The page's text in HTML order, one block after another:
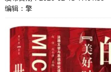
编辑：擎